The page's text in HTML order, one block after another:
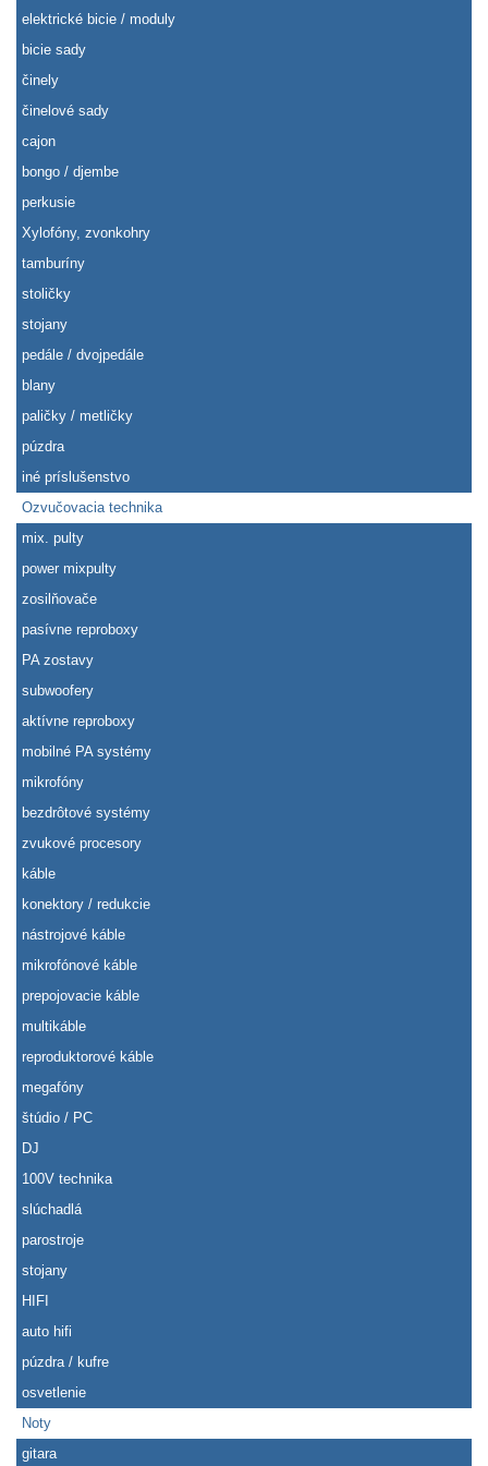
elektrické bicie / moduly
bicie sady
činely
činelové sady
cajon
bongo / djembe
perkusie
Xylofóny, zvonkohry
tamburíny
stoličky
stojany
pedále / dvojpedále
blany
paličky / metličky
púzdra
iné príslušenstvo
Ozvučovacia technika
mix. pulty
power mixpulty
zosilňovače
pasívne reproboxy
PA zostavy
subwoofery
aktívne reproboxy
mobilné PA systémy
mikrofóny
bezdrôtové systémy
zvukové procesory
káble
konektory / redukcie
nástrojové káble
mikrofónové káble
prepojovacie káble
multikáble
reproduktorové káble
megafóny
štúdio / PC
DJ
100V technika
slúchadlá
parostroje
stojany
HIFI
auto hifi
púzdra / kufre
osvetlenie
Noty
gitara